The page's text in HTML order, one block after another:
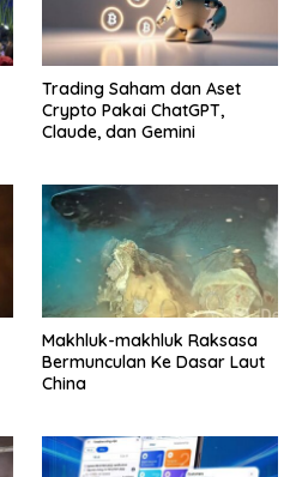
Trading Saham dan Aset
Crypto Pakai ChatGPT,
Claude, dan Gemini
Makhluk-makhluk Raksasa
Bermunculan Ke Dasar Laut
China